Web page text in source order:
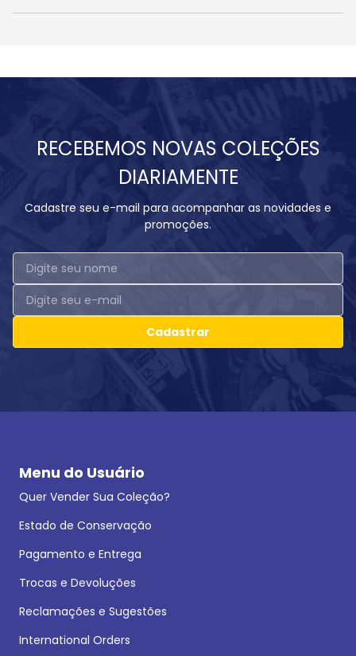
RECEBEMOS NOVAS COLEÇÕES
DIARIAMENTE
Cadastre seu e-mail para acompanhar as novidades e
promoções.
Cadastrar
Menu do Usuário
Quer Vender Sua Coleção?
Estado de Conservação
Pagamento e Entrega
Trocas e Devoluções
Reclamações e Sugestões
International Orders